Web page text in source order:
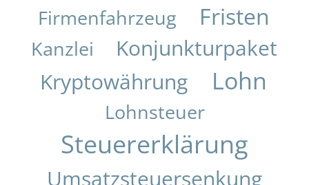
Firmenfahrzeug Fristen
Kanzlei
Konjunkturpaket
Kryptowährung
Lohn
Lohnsteuer
Steuererklärung
Umsatzsteuersenkung